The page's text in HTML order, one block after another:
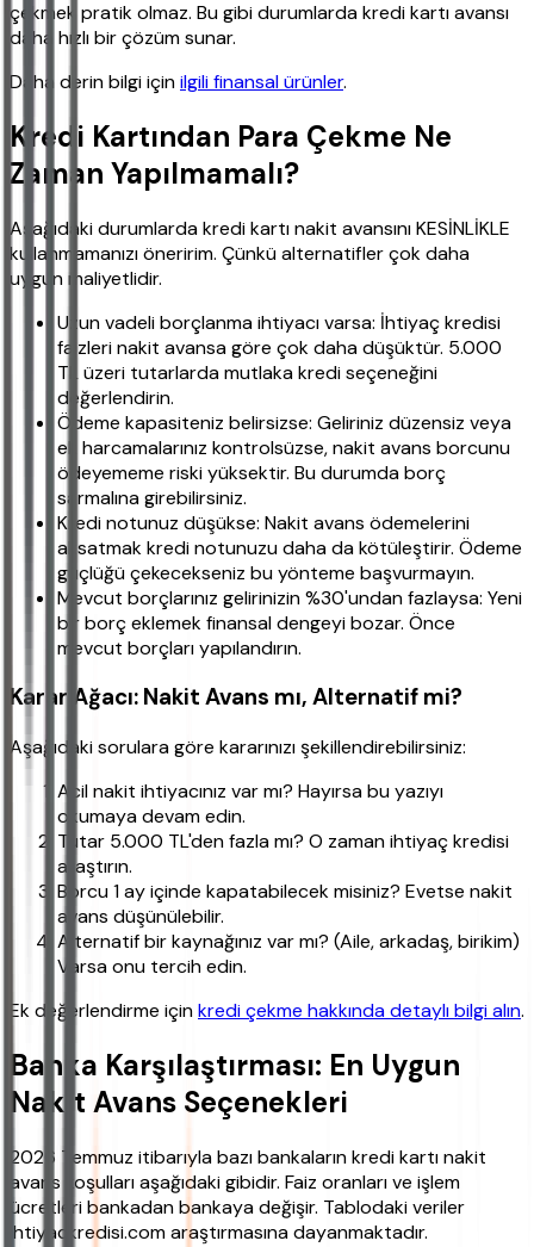
çekmek pratik olmaz. Bu gibi durumlarda kredi kartı avansı
daha hızlı bir çözüm sunar.
Daha derin bilgi içinilgili finansal ürünler.
Kredi Kartından Para Çekme Ne
Zaman Yapılmamalı?
Aşağıdaki durumlarda kredi kartı nakit avansını KESİNLİKLE
kullanmamanızı öneririm. Çünkü alternatifler çok daha
uygun maliyetlidir.
Uzun vadeli borçlanma ihtiyacı varsa: İhtiyaç kredisi
faizleri nakit avansa göre çok daha düşüktür. 5.000
TL üzeri tutarlarda mutlaka kredi seçeneğini
değerlendirin.
Ödeme kapasiteniz belirsizse: Geliriniz düzensiz veya
ek harcamalarınız kontrolsüzse, nakit avans borcunu
ödeyememe riski yüksektir. Bu durumda borç
sarmalına girebilirsiniz.
Kredi notunuz düşükse: Nakit avans ödemelerini
aksatmak kredi notunuzu daha da kötüleştirir. Ödeme
güçlüğü çekecekseniz bu yönteme başvurmayın.
Mevcut borçlarınız gelirinizin %30'undan fazlaysa: Yeni
bir borç eklemek finansal dengeyi bozar. Önce
mevcut borçları yapılandırın.
Karar Ağacı: Nakit Avans mı, Alternatif mi?
Aşağıdaki sorulara göre kararınızı şekillendirebilirsiniz:
Acil nakit ihtiyacınız var mı? Hayırsa bu yazıyı
okumaya devam edin.
Tutar 5.000 TL'den fazla mı? O zaman ihtiyaç kredisi
araştırın.
Borcu 1 ay içinde kapatabilecek misiniz? Evetse nakit
avans düşünülebilir.
Alternatif bir kaynağınız var mı? (Aile, arkadaş, birikim)
Varsa onu tercih edin.
Ek değerlendirme içinkredi çekme hakkında detaylı bilgi alın.
Banka Karşılaştırması: En Uygun
Nakit Avans Seçenekleri
2026 Temmuz itibarıyla bazı bankaların kredi kartı nakit
avans koşulları aşağıdaki gibidir. Faiz oranları ve işlem
ücretleri bankadan bankaya değişir. Tablodaki veriler
ihtiyackredisi.com araştırmasına dayanmaktadır.